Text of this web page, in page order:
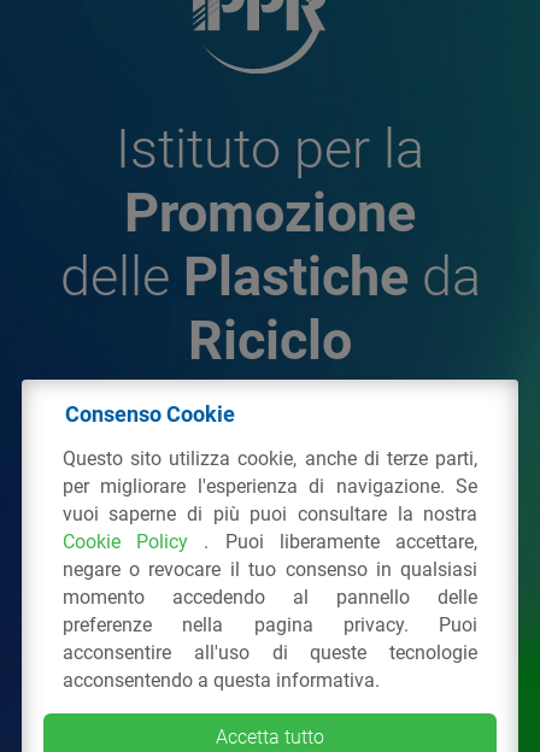
Istituto per la
Promozione
delle Plastiche da
Riciclo
Plastiche da Riciclo
C.F. 97381090154
Via San Vittore 36 20123Milano (MI)
Tel.: 02 43928225.
Tutti i diritti riservati Privacy Policy &Cookie
Consenso Cookie
Questo sito utilizza cookie, anche di terze parti,
per migliorare l'esperienza di navigazione. Se
vuoi saperne di più puoi consultare la nostra
Cookie Policy . Puoi liberamente accettare,
negare o revocare il tuo consenso in qualsiasi
momento accedendo al pannello delle
preferenze nella pagina privacy. Puoi
acconsentire all'uso di queste tecnologie
acconsentendo a questa informativa.
Accetta tutto